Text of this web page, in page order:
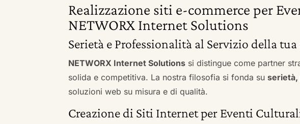
Realizzazione siti e-commerce per
NETWORX Internet Solutions
Serietà e Professionalità al Servizio della
NETWORX Internet Solutions si distingue come partner
solida e competitiva. La nostra filosofia si fonda suserietà,
soluzioni web su misura e di qualità.
Creazione di Siti Internet per Eventi